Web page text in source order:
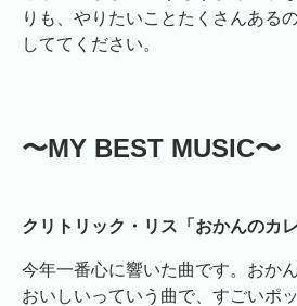
りも、やりたいことたくさんある
しててください。
〜MY BEST MUSIC〜
クリトリック・リス「おかんのカ
今年一番心に響いた曲です。おか
おいしいっていう曲で、すごいポ